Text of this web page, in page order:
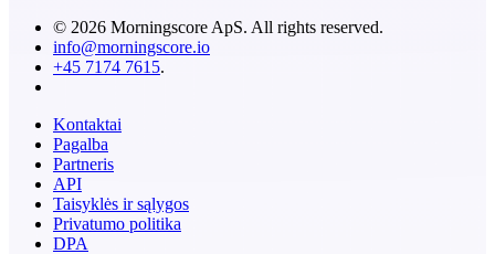
© 2026 Morningscore ApS. All rights reserved.
info@morningscore.io
+45 7174 7615.
Kontaktai
Pagalba
Partneris
API
Taisyklės ir sąlygos
Privatumo politika
DPA